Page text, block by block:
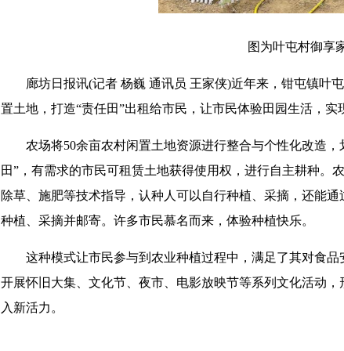
图为叶屯村御享
廊坊日报讯(记者 杨巍 通讯员 王家侠)近年来，钳屯镇叶屯
置土地，打造“责任田”出租给市民，让市民体验田园生活，
农场将50余亩农村闲置土地资源进行整合与个性化改造，
田”，有需求的市民可租赁土地获得使用权，进行自主耕种。
除草、施肥等技术指导，认种人可以自行种植、采摘，还能
种植、采摘并邮寄。许多市民慕名而来，体验种植快乐。
这种模式让市民参与到农业种植过程中，满足了其对食品
开展怀旧大集、文化节、夜市、电影放映节等系列文化活动
入新活力。